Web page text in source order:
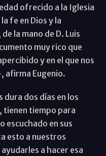
ofrecido a la Iglesia
fe en Dios y la
la mano de D. Luis
muy rico que
y en el que nos
afirma Eugenio.
dura dos días en los
tienen tiempo para
escuchado en sus
esto a nuestros
a hacer esa